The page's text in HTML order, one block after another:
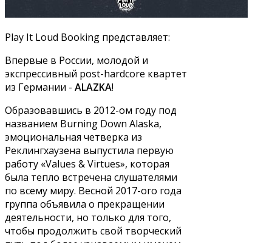
Play It Loud Booking представляет:
Впервые в России, молодой и
экспрессивный post-hardcore квартет
из Германии - ALAZKA!
Образовавшись в 2012-ом году под
названием Burning Down Alaska,
эмоциональная четверка из
Реклингхаузена выпустила первую
работу «Values ​​& Virtues», которая
была тепло встречена слушателями
по всему миру. Весной 2017-ого года
группа объявила о прекращении
деятельности, но только для того,
чтобы продолжить свой творческий